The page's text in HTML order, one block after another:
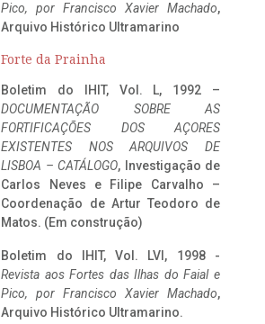
Pico, por Francisco Xavier Machado,
Arquivo Histórico Ultramarino
Forte da Prainha
Boletim do IHIT, Vol. L, 1992 –
DOCUMENTAÇÃO SOBRE AS
FORTIFICAÇÕES DOS AÇORES
EXISTENTES NOS ARQUIVOS DE
LISBOA – CATÁLOGO, Investigação de
Carlos Neves e Filipe Carvalho –
Coordenação de Artur Teodoro de
Matos. (Em construção)
Boletim do IHIT, Vol. LVI, 1998 -
Revista aos Fortes das Ilhas do Faial e
Pico, por Francisco Xavier Machado,
Arquivo Histórico Ultramarino.